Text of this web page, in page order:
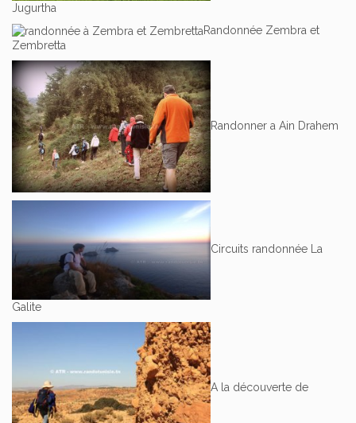
Jugurtha
Randonnée Zembra et
Zembretta
Randonner a Ain Drahem
Circuits randonnée La
Galite
A la découverte de